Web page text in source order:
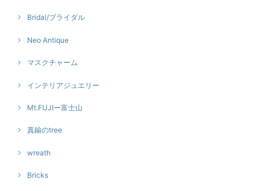
Bridal/ブライダル
Neo Antique
マスクチャーム
インテリアジュエリー
Mt.FUJIー富士山
真鍮のtree
wreath
Bricks